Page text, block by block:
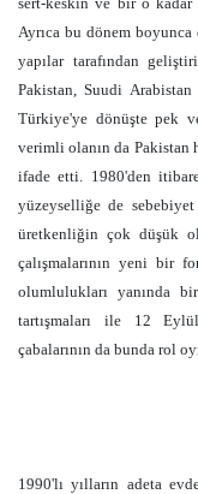
Ayrıca bu dönem
yapılar tarafından
Pakistan, Suudi
Türkiye'ye dönüşte pek
verimli olanın da Pakistan
ifade etti. 1980'den
yüzeyselliğe de
üretkenliğin çok düşük
çalışmalarının yeni bir
olumlulukları yanında
tartışmaları ile 12
çabalarının da bunda rol
1990'lı yılların adeta